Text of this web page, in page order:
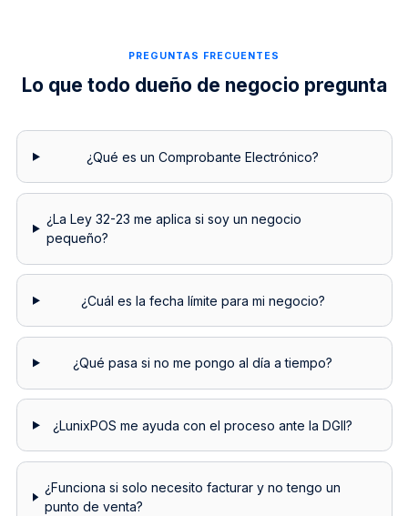
PREGUNTAS FRECUENTES
Lo que todo dueño de negocio pregunta
¿Qué es un Comprobante Electrónico?
¿La Ley 32-23 me aplica si soy un negocio
pequeño?
¿Cuál es la fecha límite para mi negocio?
¿Qué pasa si no me pongo al día a tiempo?
¿LunixPOS me ayuda con el proceso ante la DGII?
¿Funciona si solo necesito facturar y no tengo un
punto de venta?